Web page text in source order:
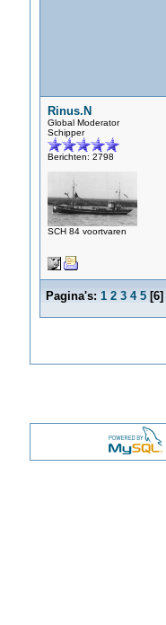
Rinus.N
Global Moderator
Schipper
Berichten: 2798
SCH 84 voortvaren
Pagina's: 1 2 3 4 5[6]